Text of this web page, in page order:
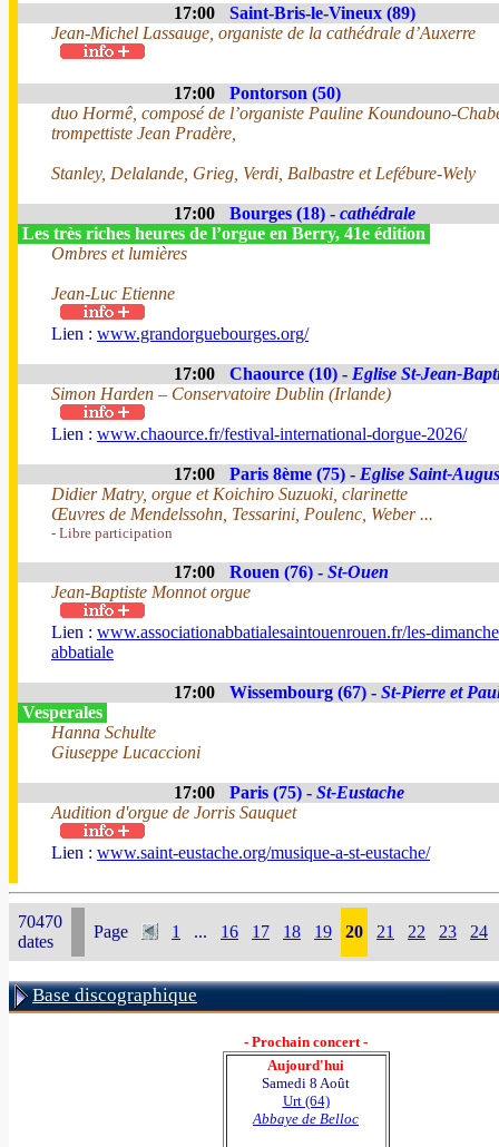
17:00
Saint-Bris-le-Vineux (89)
Jean-Michel Lassauge, organiste de la cathédrale d’Auxerre
17:00
Pontorson (50)
duo Hormê, composé de l’organiste Pauline Koundouno-
trompettiste Jean Pradère,
Stanley, Delalande, Grieg, Verdi, Balbastre et Lefébure-Wely
17:00 Bourges (18) - cathédrale
Les très riches heures de l’orgue en Berry, 41e édition
Ombres et lumières
Jean-Luc Etienne
Lien : www.grandorguebourges.org/
17:00 Chaource (10) - Eglise St-Jean-
Simon Harden – Conservatoire Dublin (Irlande)
Lien : www.chaource.fr/festival-international-dorgue-2026/
17:00 Paris 8ème (75) - Eglise Saint-
Didier Matry, orgue et Koichiro Suzuoki, clarinette
Œuvres de Mendelssohn, Tessarini, Poulenc, Weber ...
- Libre participation
17:00 Rouen (76) - St-Ouen
Jean-Baptiste Monnot orgue
Lien : www.associationabbatialesaintouenrouen.fr/les-
abbatiale
17:00 Wissembourg (67) - St-Pierre et
Vesperales
Hanna Schulte
Giuseppe Lucaccioni
17:00 Paris (75) - St-Eustache
Audition d'orgue de Jorris Sauquet
Lien : www.saint-eustache.org/musique-a-st-eustache/
70470
dates
Page 1 ... 16 17 18 19 20 21 22 23 24
Base discographique
- Prochain concert -
Aujourd'hui
Samedi 8 Août
Urt (64)
Abbaye de Belloc